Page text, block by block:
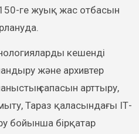
ге жуық жас отбасын
кешенді
және архивтер
сапасын арттыру,
Тараз қаласындағы ІТ-
бойынша бірқатар